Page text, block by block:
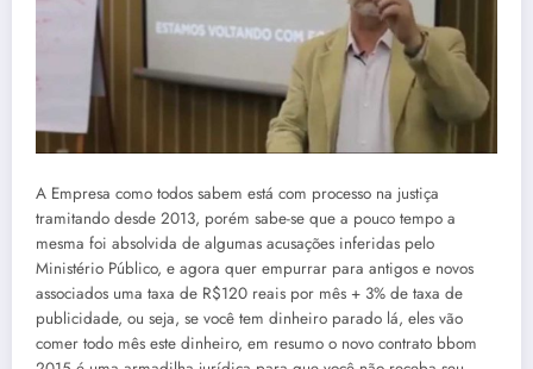
A Empresa como todos sabem está com processo na justiça
tramitando desde 2013, porém sabe-se que a pouco tempo a
mesma foi absolvida de algumas acusações inferidas pelo
Ministério Público, e agora quer empurrar para antigos e novos
associados uma taxa de R$120 reais por mês + 3% de taxa de
publicidade, ou seja, se você tem dinheiro parado lá, eles vão
comer todo mês este dinheiro, em resumo o novo contrato bbom